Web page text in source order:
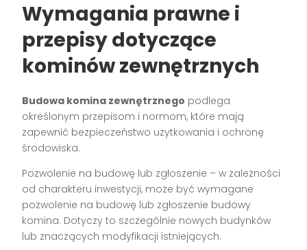
Wymagania prawne i
przepisy dotyczące
kominów zewnętrznych
Budowa komina zewnętrznego podlega
określonym przepisom i normom, które mają
zapewnić bezpieczeństwo użytkowania i ochronę
środowiska.
Pozwolenie na budowę lub zgłoszenie – w zależności
od charakteru inwestycji, może być wymagane
pozwolenie na budowę lub zgłoszenie budowy
komina. Dotyczy to szczególnie nowych budynków
lub znaczących modyfikacji istniejących.